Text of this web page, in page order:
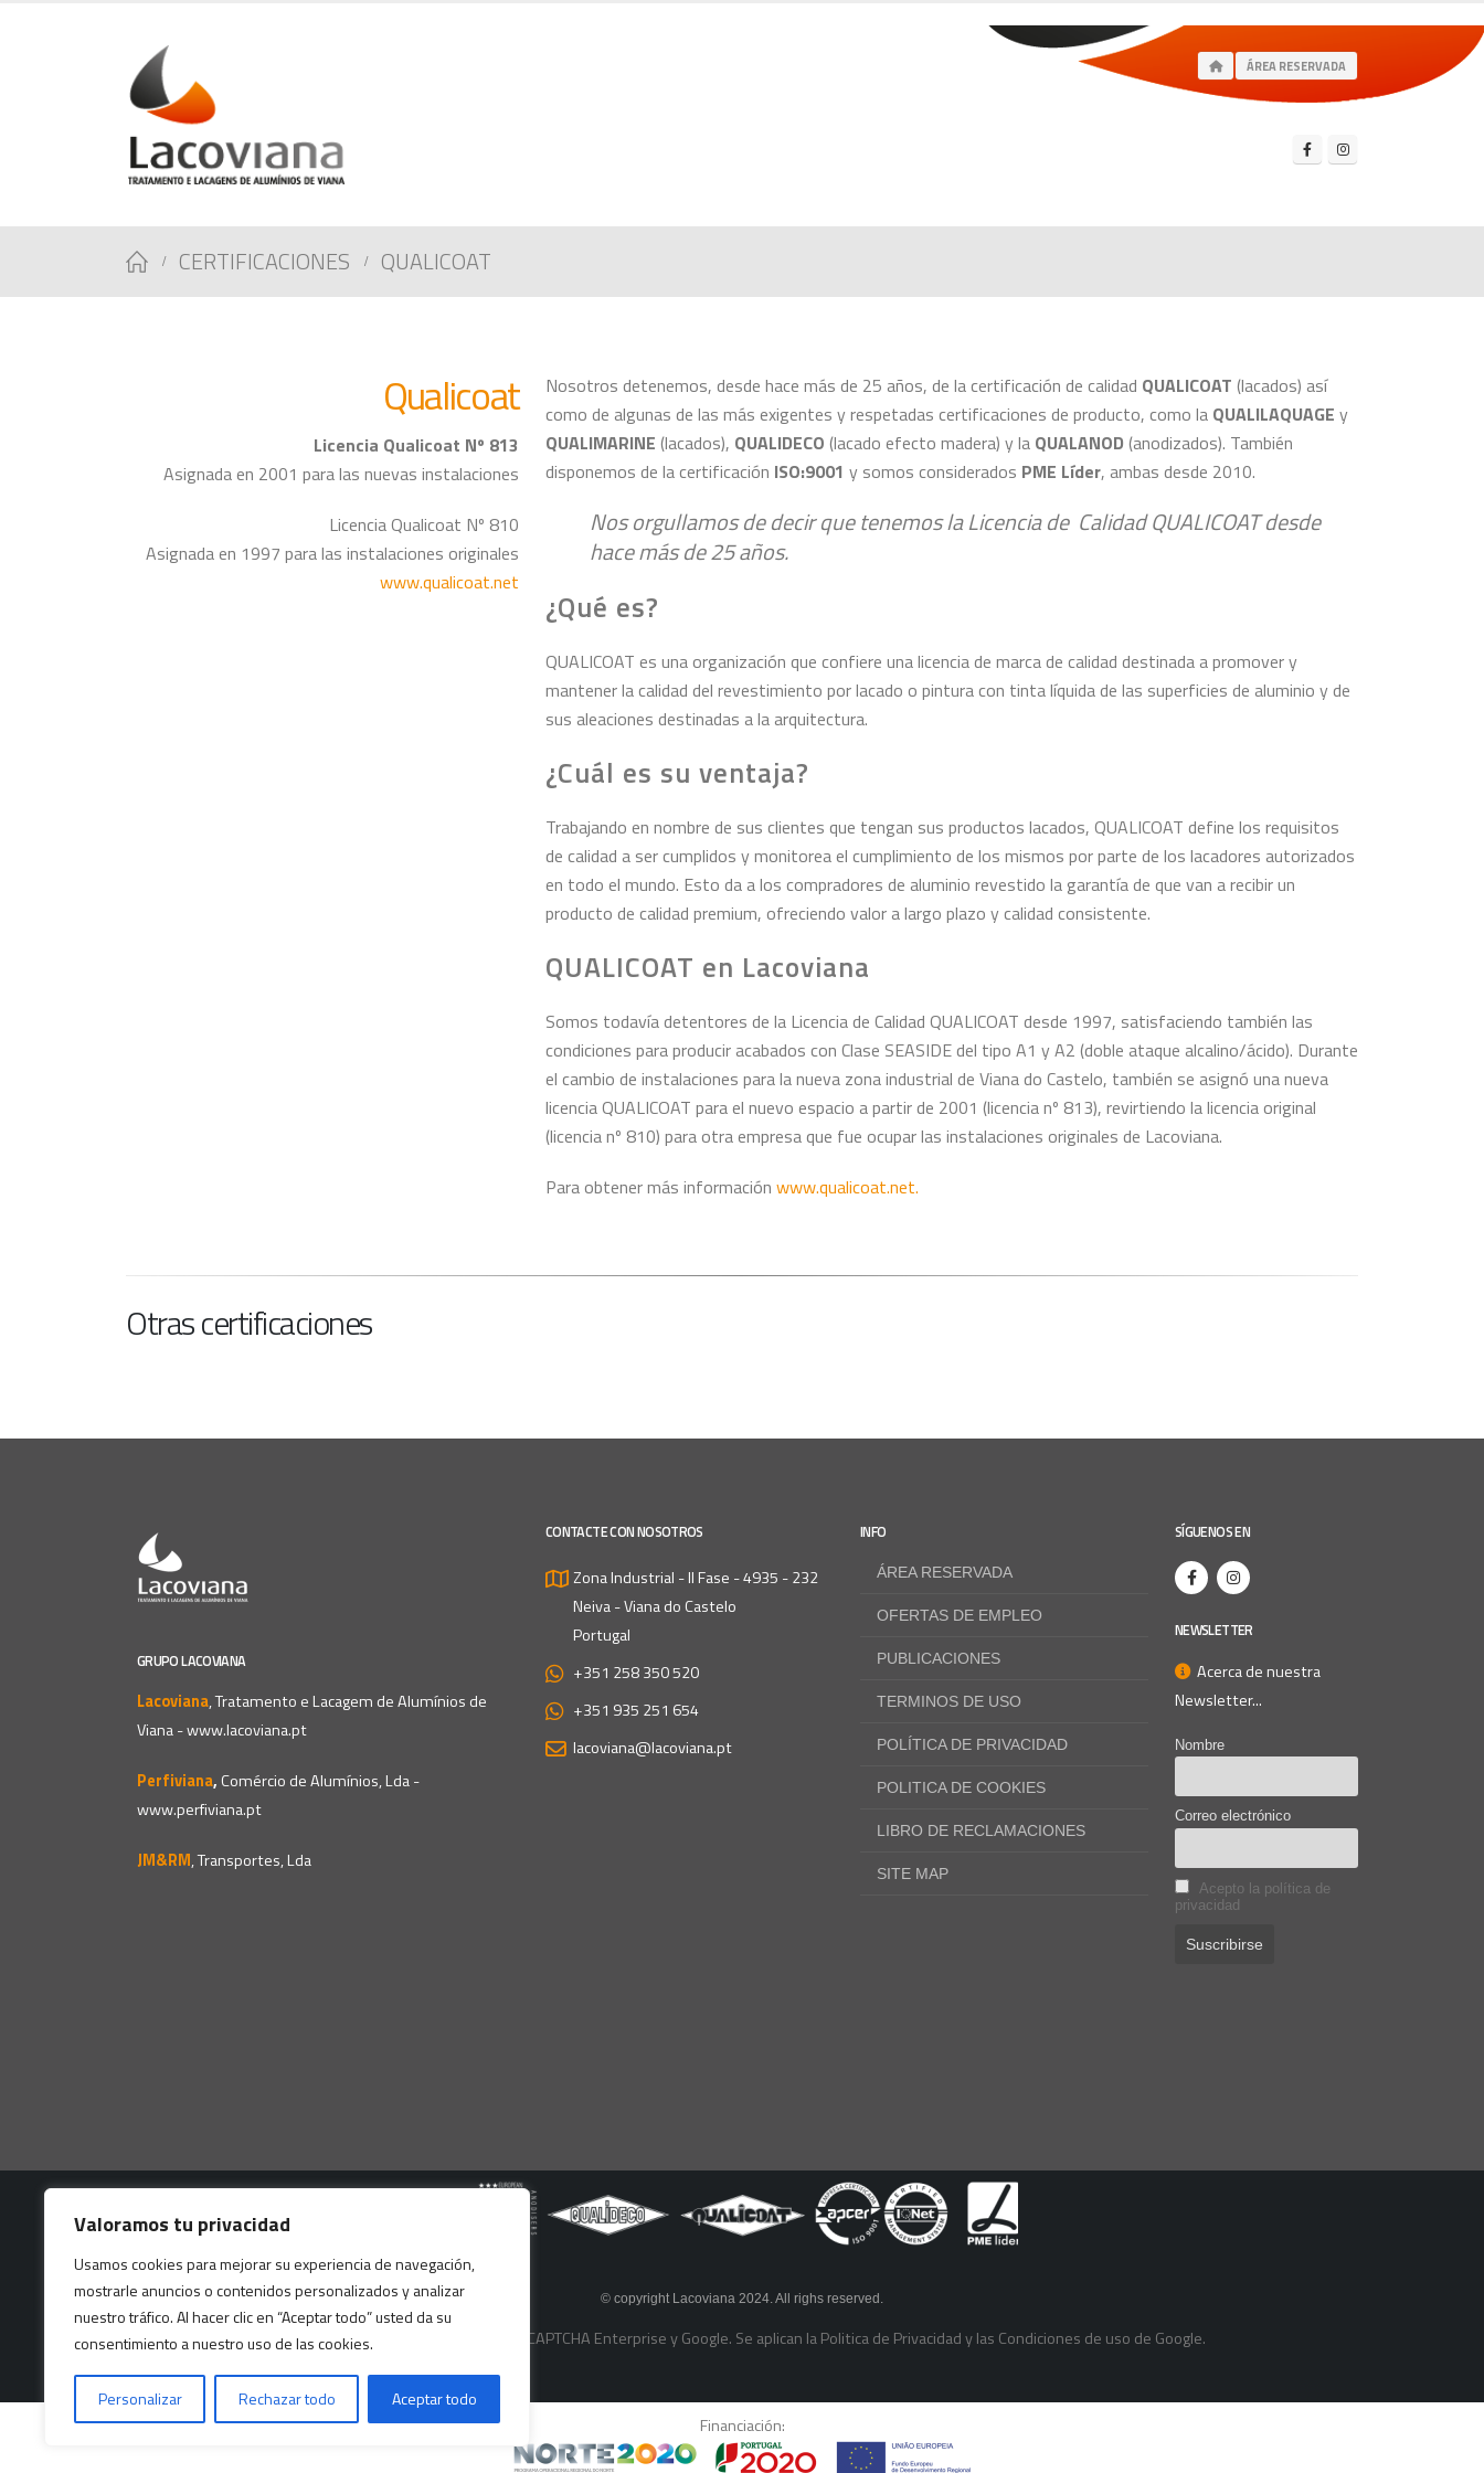
Valoramos tu privacidad
Usamos cookies para mejorar su experiencia de navegación,
mostrarle anuncios o contenidos personalizados y analizar
nuestro tráfico. Al hacer clic en “Aceptar todo” usted da su
consentimiento a nuestro uso de las cookies.
Personalizar Rechazar todo Aceptar todo
ÁREA RESERVADA
CERTIFICACIONES QUALICOAT
Qualicoat
Licencia Qualicoat Nº 813
Asignada en 2001 para las nuevas instalaciones
Licencia Qualicoat Nº 810
Asignada en 1997 para las instalaciones originales
www.qualicoat.net
Nosotros detenemos, desde hace más de 25 años, de la certificación de calidad QUALICOAT (lacados) así
como de algunas de las más exigentes y respetadas certificaciones de producto, como la QUALILAQUAGE y
QUALIMARINE (lacados), QUALIDECO (lacado efecto madera) y la QUALANOD (anodizados). También
disponemos de la certificación ISO:9001 y somos considerados PME Líder, ambas desde 2010.
Nos orgullamos de decir que tenemos la Licencia de Calidad QUALICOAT desde
hace más de 25 años.
¿Qué es?
QUALICOAT es una organización que confiere una licencia de marca de calidad destinada a promover y
mantener la calidad del revestimiento por lacado o pintura con tinta líquida de las superficies de aluminio y de
sus aleaciones destinadas a la arquitectura.
¿Cuál es su ventaja?
Trabajando en nombre de sus clientes que tengan sus productos lacados, QUALICOAT define los requisitos
de calidad a ser cumplidos y monitorea el cumplimiento de los mismos por parte de los lacadores autorizados
en todo el mundo. Esto da a los compradores de aluminio revestido la garantía de que van a recibir un
producto de calidad premium, ofreciendo valor a largo plazo y calidad consistente.
QUALICOAT en Lacoviana
Somos todavía detentores de la Licencia de Calidad QUALICOAT desde 1997, satisfaciendo también las
condiciones para producir acabados con Clase SEASIDE del tipo A1 y A2 (doble ataque alcalino/ácido). Durante
el cambio de instalaciones para la nueva zona industrial de Viana do Castelo, también se asignó una nueva
licencia QUALICOAT para el nuevo espacio a partir de 2001 (licencia nº 813), revirtiendo la licencia original
(licencia nº 810) para otra empresa que fue ocupar las instalaciones originales de Lacoviana.
Para obtener más información www.qualicoat.net.
Otras certificaciones
GRUPO LACOVIANA
Lacoviana, Tratamento e Lacagem de Alumínios de
Viana -www.lacoviana.pt
Perfiviana, Comércio de Alumínios, Lda -
www.perfiviana.pt
JM&RM, Transportes, Lda
CONTACTE CON NOSOTROS
Zona Industrial - II Fase - 4935 - 232
Neiva - Viana do Castelo
Portugal
+351 258 350 520
+351 935 251 654
lacoviana@lacoviana.pt
INFO
ÁREA RESERVADA
OFERTAS DE EMPLEO
PUBLICACIONES
TERMINOS DE USO
POLÍTICA DE PRIVACIDAD
POLITICA DE COOKIES
LIBRO DE RECLAMACIONES
SITE MAP
SÍGUENOS EN
NEWSLETTER
Acerca de nuestra
Newsletter...
Nombre
Correo electrónico
Acepto la política de
privacidad
© copyright Lacoviana 2024. All righs reserved.
Este sitio web está protegido por reCAPTCHA Enterprise y Google. Se aplican laPolitica de Privacidady las Condiciones de uso de Google.
Financiación: